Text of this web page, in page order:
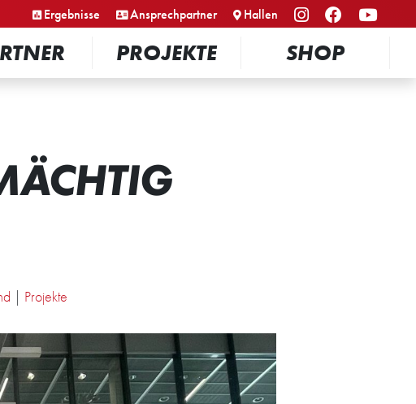
Ergebnisse Ansprechpartner Hallen
PROJEKTE SHOP
Projekte